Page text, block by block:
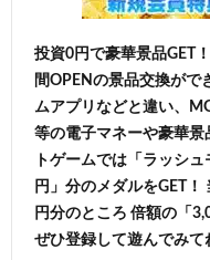
投資0円で豪華景品GET
間OPENの景品交換がで
ムアプリなどと違い、
等の電子マネーや豪華
トゲームでは「ラッシ
円」分のメダルをGET
円分のところ 倍額の「
ぜひ登録して遊んでみて